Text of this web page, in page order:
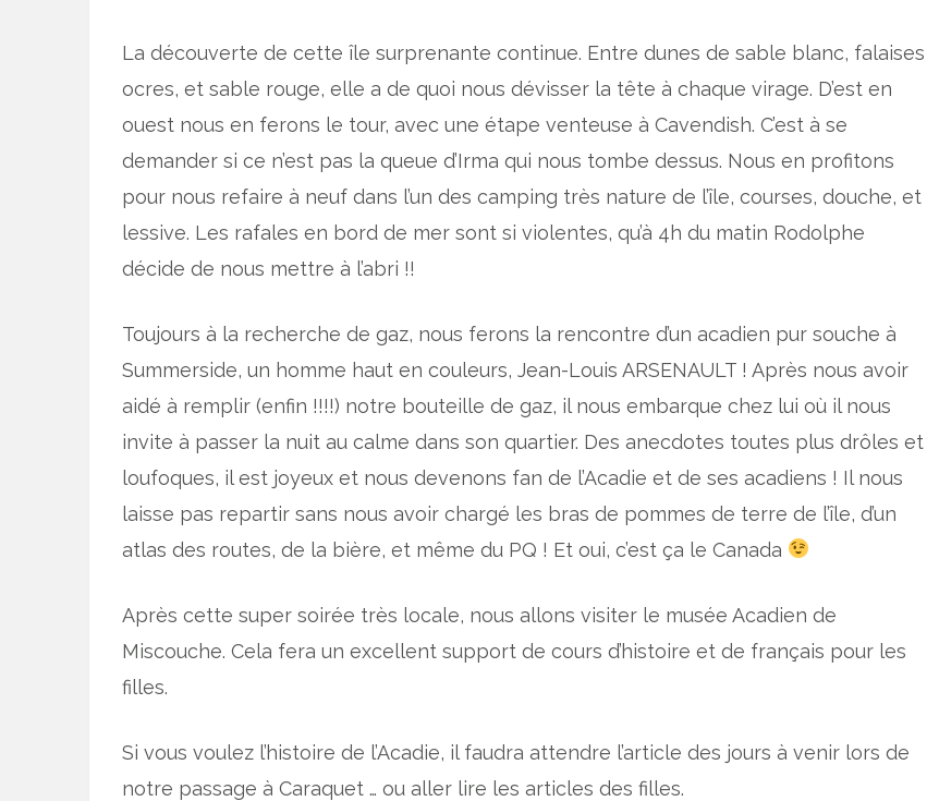
La découverte de cette île surprenante continue. Entre dunes de sable blanc, falaises
ocres, et sable rouge, elle a de quoi nous dévisser la tête à chaque virage. D’est en
ouest nous en ferons le tour, avec une étape venteuse à Cavendish. C’est à se
demander si ce n’est pas la queue d’Irma qui nous tombe dessus. Nous en profitons
pour nous refaire à neuf dans l’un des camping très nature de l’île, courses, douche, et
lessive. Les rafales en bord de mer sont si violentes, qu’à 4h du matin Rodolphe
décide de nous mettre à l’abri !!
Toujours à la recherche de gaz, nous ferons la rencontre d’un acadien pur souche à
Summerside, un homme haut en couleurs, Jean-Louis ARSENAULT ! Après nous avoir
aidé à remplir (enfin !!!!) notre bouteille de gaz, il nous embarque chez lui où il nous
invite à passer la nuit au calme dans son quartier. Des anecdotes toutes plus drôles et
loufoques, il est joyeux et nous devenons fan de l’Acadie et de ses acadiens ! Il nous
laisse pas repartir sans nous avoir chargé les bras de pommes de terre de l’île, d’un
atlas des routes, de la bière, et même du PQ ! Et oui, c’est ça le Canada
Après cette super soirée très locale, nous allons visiter le musée Acadien de
Miscouche. Cela fera un excellent support de cours d’histoire et de français pour les
filles.
Si vous voulez l’histoire de l’Acadie, il faudra attendre l’article des jours à venir lors de
notre passage à Caraquet … ou aller lire les articles des filles.